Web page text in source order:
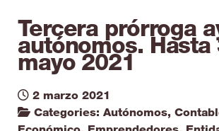
Tercera prórroga
autónomos. Hasta
mayo 2021
2 marzo 2021
Categories: Autónomos,